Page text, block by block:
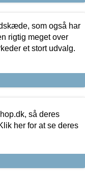
som også har
rigtig meget over
et stort udvalg.
så deres
her for at se deres